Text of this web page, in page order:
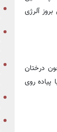
آلرژی
درختان
پیاده روی